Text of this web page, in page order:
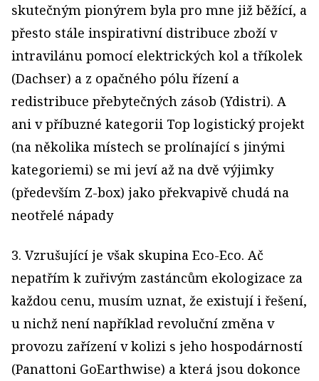
skutečným pionýrem byla pro mne již běžící, a
přesto stále inspirativní distribuce zboží v
intravilánu pomocí elektrických kol a tříkolek
(Dachser) a z opačného pólu řízení a
redistribuce přebytečných zásob (Ydistri). A
ani v příbuzné kategorii Top logistický projekt
(na několika místech se prolínající s jinými
kategoriemi) se mi jeví až na dvě výjimky
(především Z-box) jako překvapivě chudá na
neotřelé nápady
3. Vzrušující je však skupina Eco-Eco. Ač
nepatřím k zuřivým zastáncům ekologizace za
každou cenu, musím uznat, že existují i řešení,
u nichž není například revoluční změna v
provozu zařízení v kolizi s jeho hospodárností
(Panattoni GoEarthwise) a která jsou dokonce